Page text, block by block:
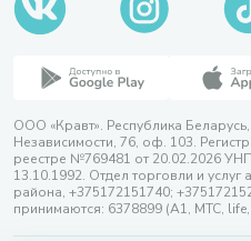
ООО «Кравт». Республика
Независимости, 76, оф. 103.
реестре №769481 от 20.02.2026
13.10.1992. Отдел торговли и
района, +375172151740;
принимаются: 6378899 (А1, МТС,